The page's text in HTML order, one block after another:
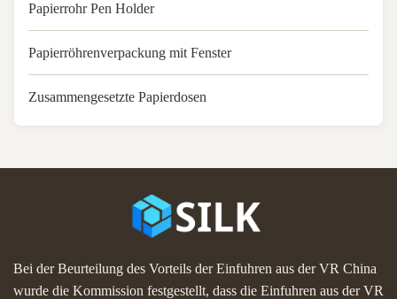
Papierrohr Pen Holder
Papierröhrenverpackung mit Fenster
Zusammengesetzte Papierdosen
Bei der Beurteilung des Vorteils der Einfuhren aus der VR China
wurde die Kommission festgestellt, dass die Einfuhren aus der VR